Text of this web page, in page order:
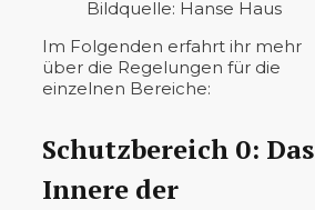
Bildquelle: Hanse Haus
Im Folgenden erfahrt ihr mehr
über die Regelungen für die
einzelnen Bereiche:
Schutzbereich 0: Das
Innere der